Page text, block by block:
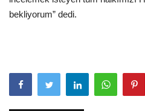
bekliyorum” dedi.